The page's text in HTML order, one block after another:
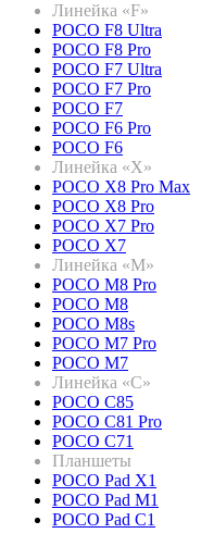
Линейка «F»
POCO F8 Ultra
POCO F8 Pro
POCO F7 Ultra
POCO F7 Pro
POCO F7
POCO F6 Pro
POCO F6
Линейка «X»
POCO X8 Pro Max
POCO X8 Pro
POCO X7 Pro
POCO X7
Линейка «M»
POCO M8 Pro
POCO M8
POCO M8s
POCO M7 Pro
POCO M7
Линейка «C»
POCO C85
POCO C81 Pro
POCO C71
Планшеты
POCO Pad X1
POCO Pad M1
POCO Pad C1